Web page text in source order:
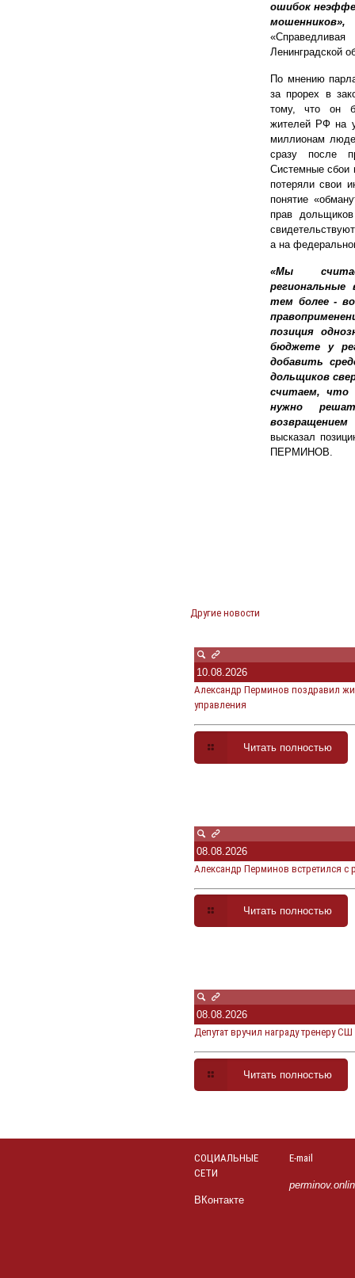
ошибок
Ленинградской
По мнению
за прорех в
тому, что он
жителей РФ на
миллионам
сразу после
Системные сбои
потеряли свои
понятие
прав
а на
«Мы
тем более -
позиция
бюджете у
добавить
дольщиков
считаем, что
нужно
возвращением
высказал
ПЕРМИНОВ.
Другие новости
10.08.2026
Александр Перминов поздравил
управления
Читать полностью
08.08.2026
Александр Перминов встретился
Читать полностью
08.08.2026
Депутат вручил награду тренеру СШ
Читать полностью
СОЦИАЛЬНЫЕ
СЕТИ
ВКонтакте
E-mail